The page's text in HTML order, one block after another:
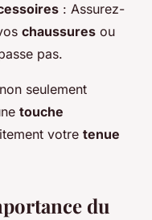
: Assurez-
chaussures ou
pas.
seulement
touche
votre tenue
du